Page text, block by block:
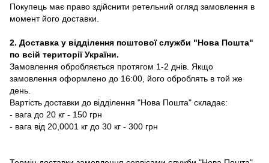
Покупець має право здійснити ретельний огляд замовлення в
момент його доставки.
2. Доставка у відділення поштової служби "Нова Пошта"
по всій території України.
Замовлення обробляється протягом 1-2 днів. Якщо
замовлення оформлено до 16:00, його оброблять в той же
день.
Вартість доставки до відділення "Нова Пошта" складає:
- вага до 20 кг - 150 грн
- вага від 20,0001 кг до 30 кг - 300 грн